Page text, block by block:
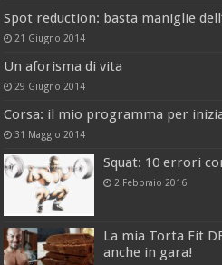
Spot reduction: basta maniglie
21 Giugno 2014
Un aforisma di vita
29 Giugno 2014
Corsa: il mio programma per
31 Maggio 2014
Squat: 10 errori
2 Febbraio 2016
La mia Torta Fit
anche in gara!